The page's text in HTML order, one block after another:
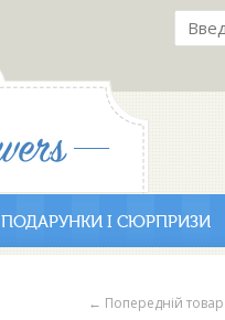
ПОДАРУНКИ І СЮРПРИЗИ
← Попередній товар